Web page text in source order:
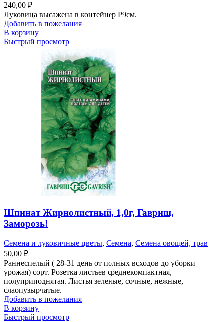
240,00 ₽
Луковица высажена в контейнер Р9см.
Добавить в пожелания
В корзину
Быстрый просмотр
Шпинат Жирнолистный, 1,0г, Гавриш,
Заморозь!
Семена и луковичные цветы, Семена, Семена овощей, трав
50,00 ₽
Раннеспелый ( 28-31 день от полных всходов до уборки
урожая) сорт. Розетка листьев среднекомпактная,
полуприподнятая. Листья зеленые, сочные, нежные,
слаопузырчатые.
Добавить в пожелания
В корзину
Быстрый просмотр